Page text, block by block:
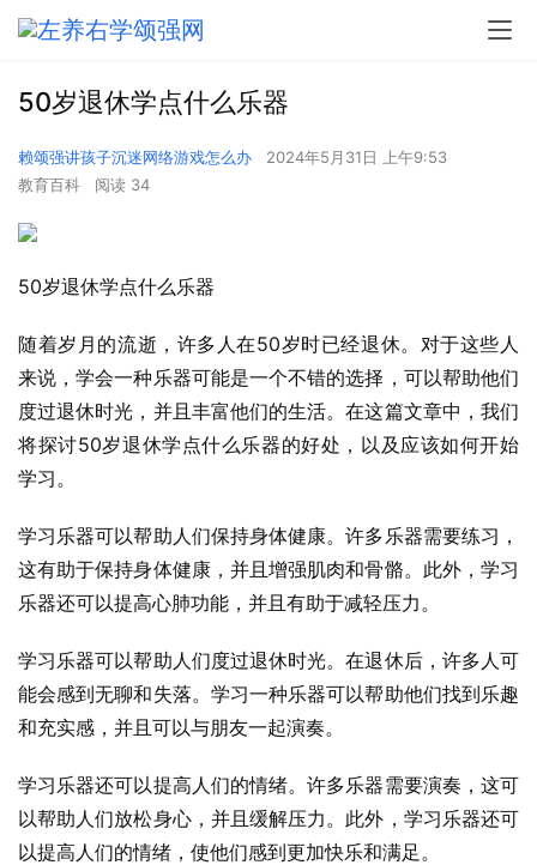
50岁退休学点什么乐器
赖颂强讲孩子沉迷网络游戏怎么办
2024年5月31日 上午9:53
教育百科
阅读 34
50岁退休学点什么乐器
随着岁月的流逝，许多人在50岁时已经退休。对于这些人
来说，学会一种乐器可能是一个不错的选择，可以帮助他们
度过退休时光，并且丰富他们的生活。在这篇文章中，我们
将探讨50岁退休学点什么乐器的好处，以及应该如何开始
学习。
学习乐器可以帮助人们保持身体健康。许多乐器需要练习，
这有助于保持身体健康，并且增强肌肉和骨骼。此外，学习
乐器还可以提高心肺功能，并且有助于减轻压力。
学习乐器可以帮助人们度过退休时光。在退休后，许多人可
能会感到无聊和失落。学习一种乐器可以帮助他们找到乐趣
和充实感，并且可以与朋友一起演奏。
学习乐器还可以提高人们的情绪。许多乐器需要演奏，这可
以帮助人们放松身心，并且缓解压力。此外，学习乐器还可
以提高人们的情绪，使他们感到更加快乐和满足。